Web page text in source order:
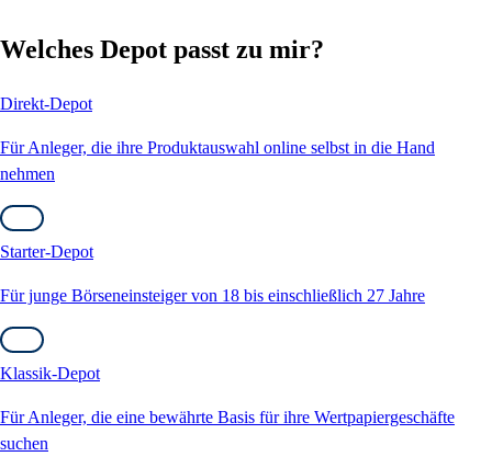
Welches Depot passt zu mir?
Direkt-Depot
Für Anleger, die ihre Produktauswahl online selbst in die Hand
nehmen
Starter-Depot
Für junge Börseneinsteiger von 18 bis einschließlich 27 Jahre
Klassik-Depot
Für Anleger, die eine bewährte Basis für ihre Wertpapiergeschäfte
suchen